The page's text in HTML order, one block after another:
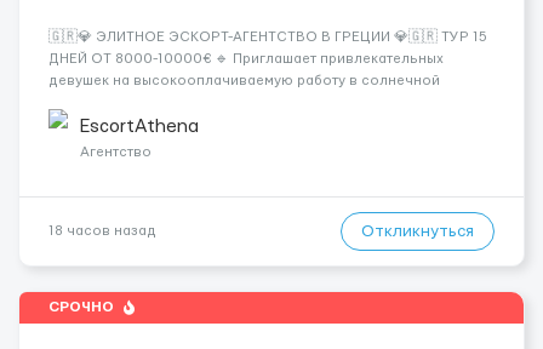
🇬🇷💎 ЭЛИТНОЕ ЭСКОРТ-АГЕНТСТВО В ГРЕЦИИ 💎🇬🇷 ТУР 15
ДНЕЙ ОТ 8000-10000€ 🔹 Приглашает привлекательных
девушек на высокооплачиваемую работу в солнечной
хорошие деньги 💶 — это предложение для тебя! 🔹
Требования: ✔️ Возраст от ...
EscortAthena
Агентство
18 часов назад Откликнуться
СРОЧНО